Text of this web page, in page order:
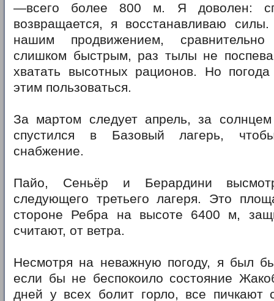
—всего более 800 м. Я доволен:
возвращается, я восстанавливаю
нашим продвижением,
слишком быстрым, раз тылы не
хватать высотных рационов. Но
этим пользоваться.
За мартом следует апрель, за
спустился в Базовый лагерь, чтобы
снабжение.
Пайо, Сеньёр и Берардини
следующего третьего лагеря. Это
стороне Ребра на высоте 6400 м,
считают, от ветра.
Несмотря на неважную погоду, я был
если бы не беспокоило состояние
дней у всех болит горло, все пичкают